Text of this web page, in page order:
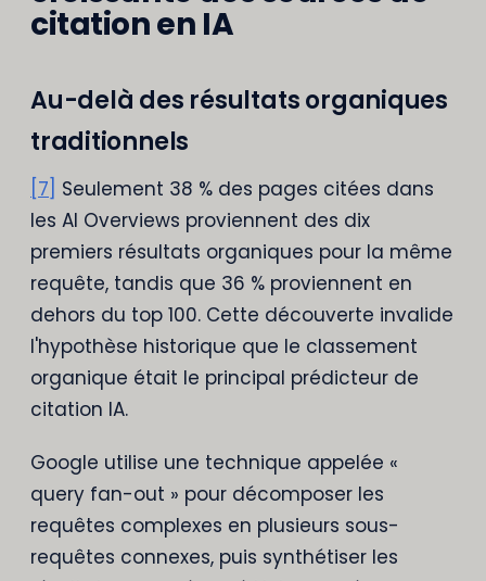
citation en IA
Au-delà des résultats organiques
traditionnels
[7] Seulement 38 % des pages citées dans
les AI Overviews proviennent des dix
premiers résultats organiques pour la même
requête, tandis que 36 % proviennent en
dehors du top 100. Cette découverte invalide
l'hypothèse historique que le classement
organique était le principal prédicteur de
citation IA.
Google utilise une technique appelée «
query fan-out » pour décomposer les
requêtes complexes en plusieurs sous-
requêtes connexes, puis synthétiser les